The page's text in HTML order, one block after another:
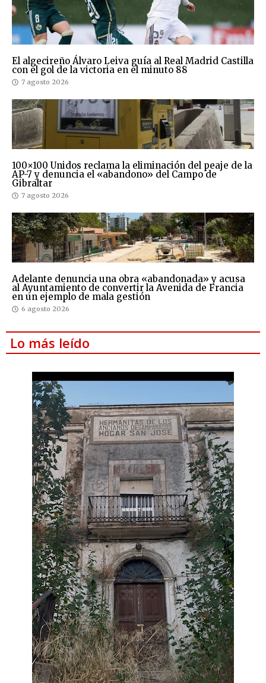
El algecireño Álvaro Leiva guía al Real Madrid Castilla
con el gol de la victoria en el minuto 88
7 agosto 2026
100×100 Unidos reclama la eliminación del peaje de la
AP-7 y denuncia el «abandono» del Campo de
Gibraltar
7 agosto 2026
Adelante denuncia una obra «abandonada» y acusa
al Ayuntamiento de convertir la Avenida de Francia
en un ejemplo de mala gestión
6 agosto 2026
Lo más leído